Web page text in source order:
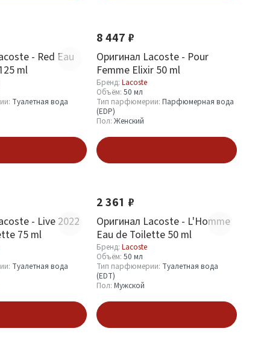
- Red Eau
ml
Туалетная вода
8 447 ₽
Оригинал Lacoste - Pour
Femme Elixir 50 ml
Бренд: Lacoste
Объём: 50 мл
Тип парфюмерии: Парфюмерная вода
(EDP)
Пол: Женский
- Live 2022
75 ml
Туалетная вода
2 361 ₽
Оригинал Lacoste - L'Homme
Eau de Toilette 50 ml
Бренд: Lacoste
Объём: 50 мл
Тип парфюмерии: Туалетная вода
(EDT)
Пол: Мужской